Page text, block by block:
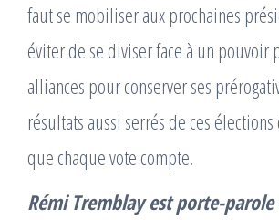
faut se mobiliser aux prochaines
éviter de se diviser face à un pouvoir
alliances pour conserver ses
résultats aussi serrés de ces
que chaque vote compte.
Rémi Tremblayestporte-parole